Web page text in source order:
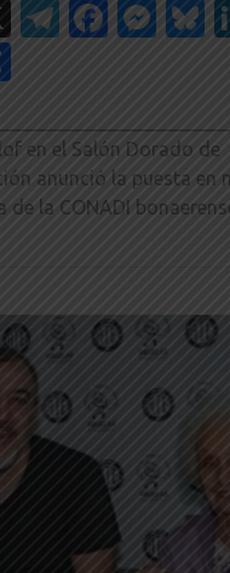
X Telegram
en el Salón Dorado de
anunció la puesta en
de la CONADI